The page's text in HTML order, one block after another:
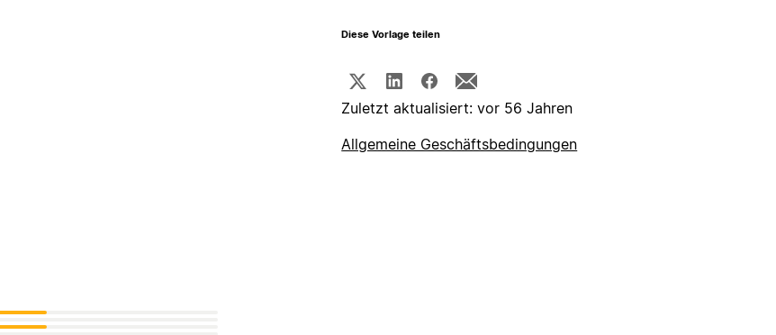
Diese Vorlage teilen
Zuletzt aktualisiert: vor 56 Jahren
Allgemeine Geschäftsbedingungen